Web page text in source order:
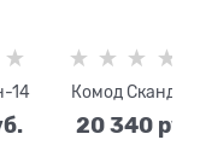
14 Комод Сканди-
20 340